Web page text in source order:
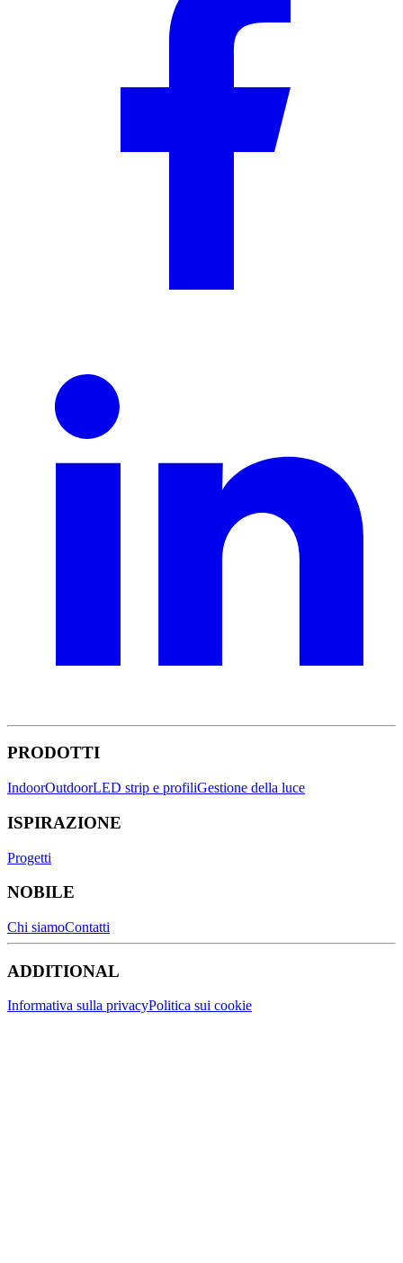
PRODOTTI
IndoorOutdoorLED strip e profiliGestione della luce
ISPIRAZIONE
Progetti
NOBILE
Chi siamoContatti
ADDITIONAL
Informativa sulla privacyPolitica sui cookie